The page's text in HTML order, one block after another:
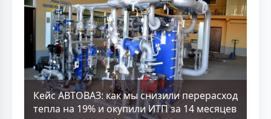
Кейс АВТОВАЗ: как мы снизили перерасход
тепла на 19% и окупили ИТП за 14 месяцев